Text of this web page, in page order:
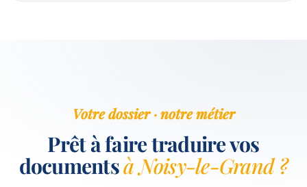
Votre dossier · notre métier
Prêt à faire traduire vos
documentsà Noisy-le-Grand ?